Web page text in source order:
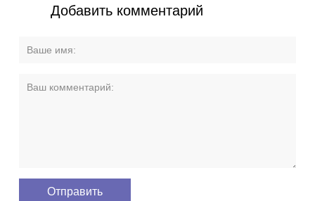
Добавить комментарий